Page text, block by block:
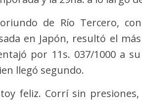
de Río Tercero,
en Japón, resultó el
por 11s. 037/1000 a
llegó segundo.
feliz. Corrí sin